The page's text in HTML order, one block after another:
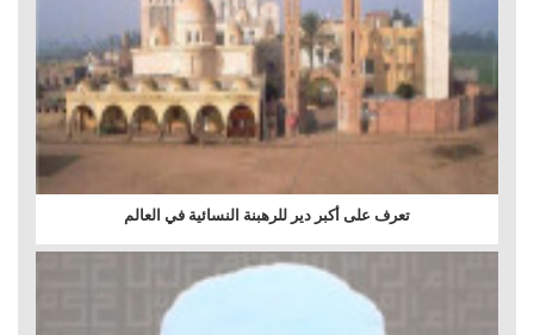
تعرف على أكبر دير للرهبنة النسائية في العالم